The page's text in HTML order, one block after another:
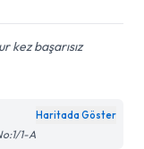
kez başarısız
Haritada Göster
1-A